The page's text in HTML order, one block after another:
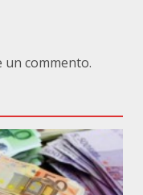
un commento.